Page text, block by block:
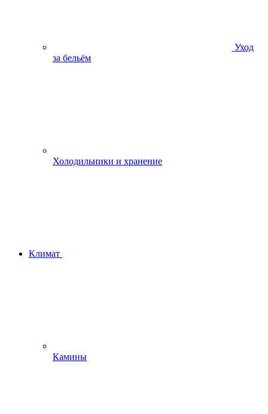
Уход
за бельём
Холодильники и хранение
Климат
Камины